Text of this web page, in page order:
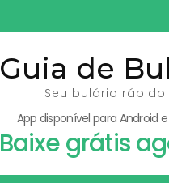
Guia de
Seu bulário rápido
App disponível para Android e
Baixe grátis